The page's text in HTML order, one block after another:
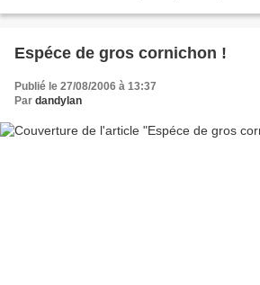
Espéce de gros cornichon !
Publié le 27/08/2006 à 13:37
Par dandylan